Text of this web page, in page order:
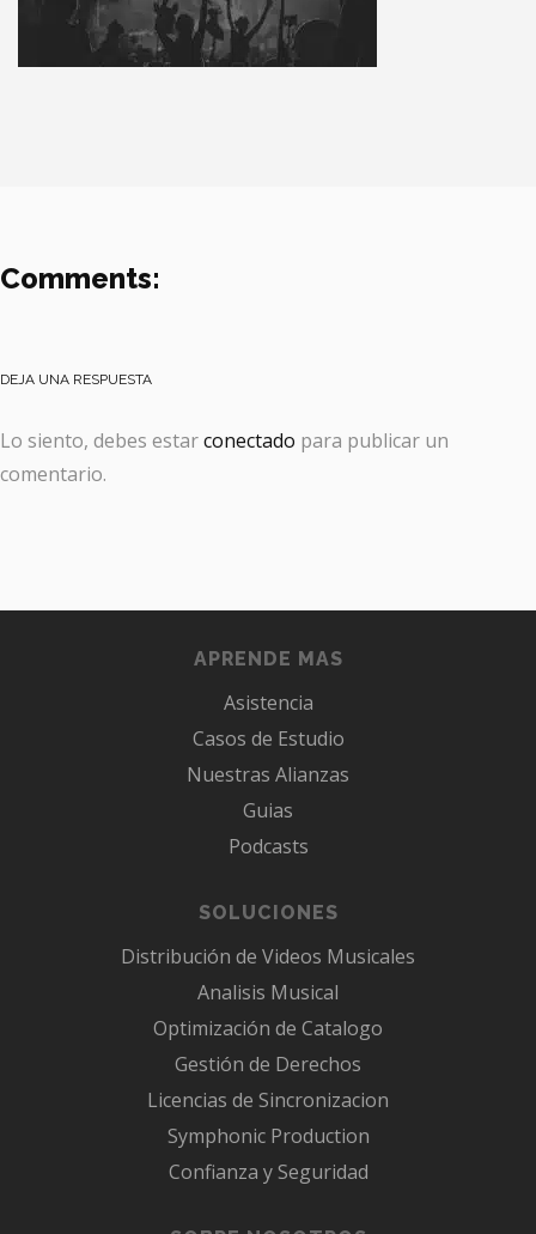
Comments:
DEJA UNA RESPUESTA
Lo siento, debes estarconectado para publicar un
comentario.
APRENDE MAS
Asistencia
Casos de Estudio
Nuestras Alianzas
Guias
Podcasts
SOLUCIONES
Distribución de Videos Musicales
Analisis Musical
Optimización de Catalogo
Gestión de Derechos
Licencias de Sincronizacion
Symphonic Production
Confianza y Seguridad